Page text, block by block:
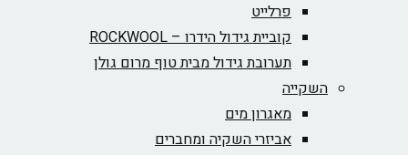
פרלייט
קוביית גידול הידרו – ROCKWOOL‏
תערובת גידול מבית טוף מרום גולן
השקייה
מאגרון מים
אביזרי השקיה ומחברים